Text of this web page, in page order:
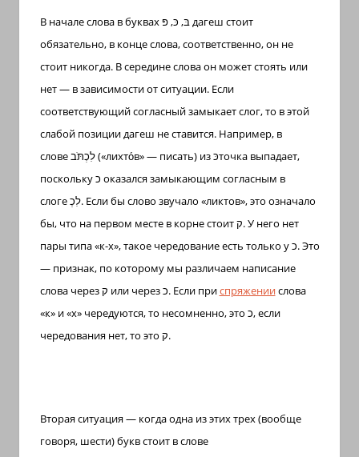
В начале слова в буквахבּ, כּ, פּдагеш стоит
обязательно, в конце слова, соответственно, он не
стоит никогда. В середине слова он может стоять или
нет — в зависимости от ситуации. Если
соответствующий согласный замыкает слог, то в этой
слабой позиции дагеш не ставится. Например, в
словеלִכְתֹּב(«лихто́в» — писать) изכּточка выпадает,
посколькуכ оказался замыкающим согласным в
слогеלִכְ. Если бы слово звучало «ликтов», это означало
бы, что на первом месте в корне стоитק. У него нет
пары типа «к-х», такое чередование есть только уכ. Это
— признак, по которому мы различаем написание
слова черезק или черезכ. Если приспряжениислова
«к» и «х» чередуются, то несомненно, это כ, если
чередования нет, то это ק.
Вторая ситуация — когда одна из этих трех (вообще
говоря, шести) букв стоит в слове